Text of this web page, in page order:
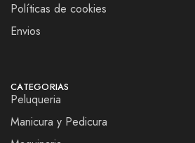
Políticas de cookies
Envios
CATEGORIAS
Peluqueria
Manicura y Pedicura